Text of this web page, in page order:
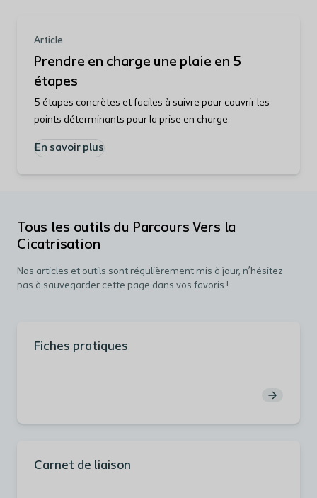
Article
Prendre en charge une plaie en 5
étapes
5 étapes concrètes et faciles à suivre pour couvrir les
points déterminants pour la prise en charge.
En savoir plus
Tous les outils du Parcours Vers la
Cicatrisation
Nos articles et outils sont régulièrement mis à jour, n’hésitez
pas à sauvegarder cette page dans vos favoris !
Fiches pratiques
Carnet de liaison